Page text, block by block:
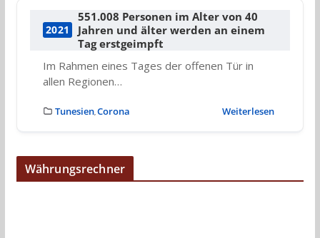
2021
551.008 Personen im Alter von 40
Jahren und älter werden an einem
Tag erstgeimpft
Im Rahmen eines Tages der offenen Tür in
allen Regionen…
Tunesien, Corona Weiterlesen
Währungsrechner